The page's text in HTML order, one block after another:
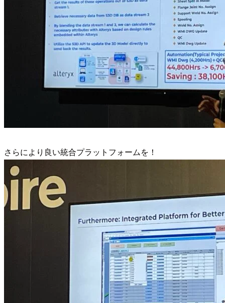
さらにより良い統合プラットフォームを！